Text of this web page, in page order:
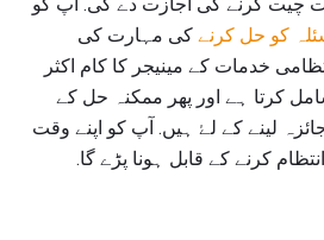
کو حل کرنے کی مہارت کی
خدمات کے مینیجر کا کام اکثر
کرتا ہے اور پھر ممکنہ حل کے
لینے کے لۓ ہیں. آپ کو اپنے وقت
کرنے کے قابل ہونا پڑے گا.